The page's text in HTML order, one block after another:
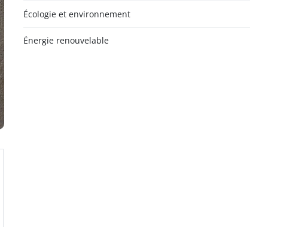
Écologie et environnement
Énergie renouvelable